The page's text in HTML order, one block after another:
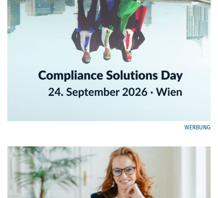
WERBUNG